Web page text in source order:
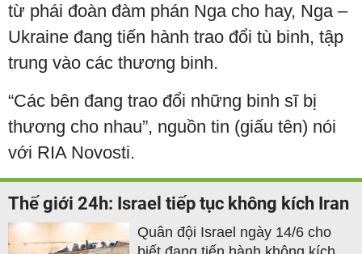
từ phái đoàn đàm phán Nga cho hay, Nga –
Ukraine đang tiến hành trao đổi tù binh, tập
trung vào các thương binh.
“Các bên đang trao đổi những binh sĩ bị
thương cho nhau”, nguồn tin (giấu tên) nói
với RIA Novosti.
Thế giới 24h: Israel tiếp tục không kích Iran
Quân đội Israel ngày 14/6 cho